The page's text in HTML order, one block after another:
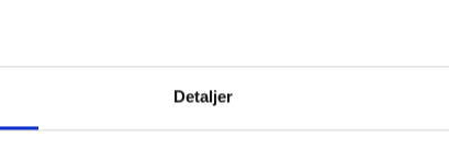
Detaljer